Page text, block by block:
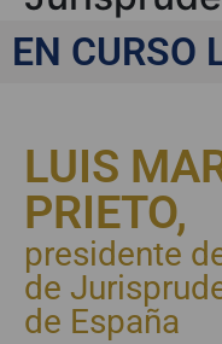
EN CURSO
LUIS
PRIETO,
presidente
de
de España